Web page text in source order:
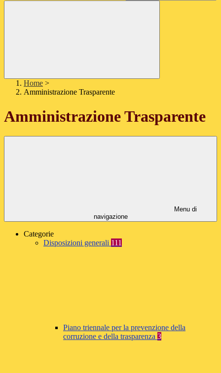
Home >
Amministrazione Trasparente
Amministrazione Trasparente
Menu di
navigazione
Categorie
Disposizioni generali 111
Piano triennale per la prevenzione della
corruzione e della trasparenza 3